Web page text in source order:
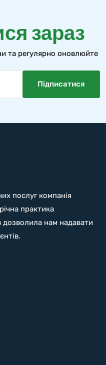
зараз
та регулярно оновлюйте
послуг компанія
практика
дозволила нам надавати